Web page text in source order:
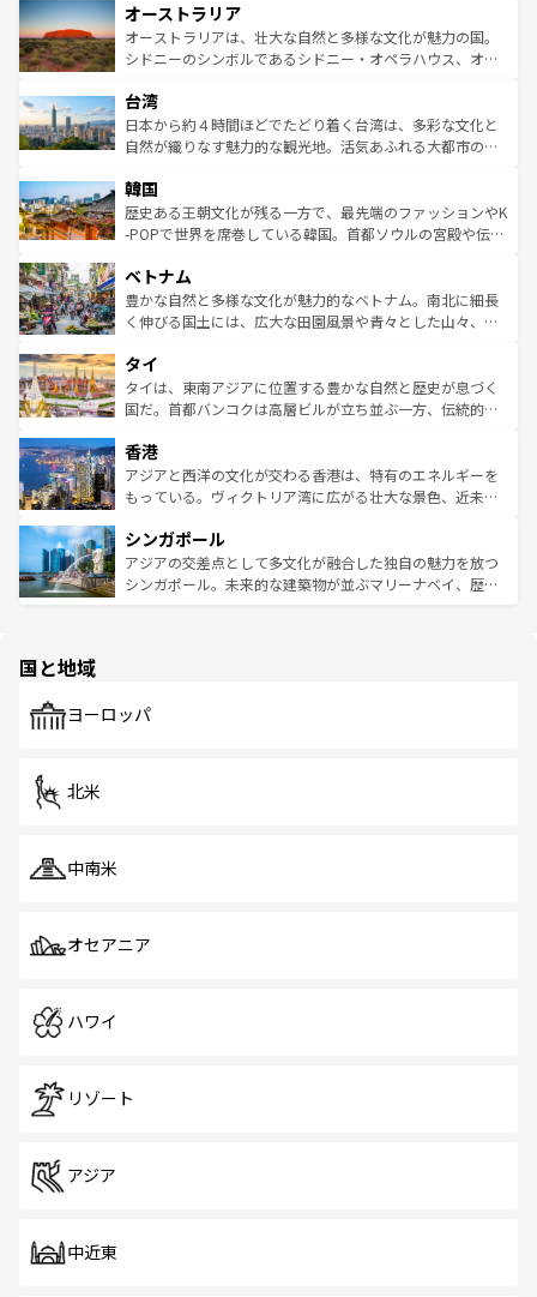
部のニューオーリンズでは、音楽と美食が融合した独特の
文化が魅力。旅行者はアメリカの各地域で異なる魅力を楽
しみながら、その多様性と豊かな歴史を感じることができ
ならではの贅沢な旅のスタイルだ。 なお、新着のアメリカ
情報はコンテンツ一覧を参照してほしい。
ワイ島は見逃せない。また、定番の観光地といえばオアフ
島だが、静かな自然を求めるならマウイ島やカウアイ島が
おすすめ。エメラルドグリーンに輝く海をはじめ、豊かな
れるおもてなしの心で訪れる人々を迎えてくれるハワイの
人々、おいしいローカルフードやハワイアンミュージッ
ク、伝統的なフラダンスなど、すべてがハワイの魅力を彩
ワイを、存分に味わってほしい。 なお、新着のハワイ情報
はコンテンツ一覧を参照してほしい。
オーストラリア
オーストラリアは、壮大な自然と多様な文化が魅力の国。
シドニーのシンボルであるシドニー・オペラハウス、オー
リアリーフや大陸中央部にそびえるウルル（エアーズロッ
ク）、タスマニアの美しい原生林やケアンズの熱帯雨林な
ど、見どころがたくさん。また、カフェやワイン、オージ
いる。アクティビティも充実しており、サーフィンやダイ
ビング、ハイキングなど、アウトドア好きにはたまらな
い。オーストラリアの多彩な魅力を存分に味わいつくそ
参照してほしい。
台湾
日本から約４時間ほどでたどり着く台湾は、多彩な文化と
自然が織りなす魅力的な観光地。活気あふれる大都市の台
ン）、静ひつな山岳地帯である台湾東部など、都市の喧騒
と山間の静けさが共存しており、訪れる人に新しい発見と
驚きをもたらしてくれる。また、奥深い台湾の食文化も魅
容にもいいと評判のスイーツなど、バラエティ豊かな料理
が味わえる。 なお、新着の台湾情報は コンテンツ一覧を参
照してほしい。
韓国
歴史ある王朝文化が残る一方で、最先端のファッションやK
-POPで世界を席巻している韓国。首都ソウルの宮殿や伝統
き、地方に足を延ばせば四季折々の自然美を楽しむことが
できる。そして、キムチや焼肉、絶品のストリートフード
まで、さまざまな韓国料理が待っている。夜には、韓国な
リティに包まれながら、韓国の多彩な魅力を心ゆくまで味
わってみてほしい。 なお、新着の韓国情報はコンテンツ一
覧を参照してほしい。
ベトナム
豊かな自然と多様な文化が魅力的なベトナム。南北に細長
く伸びる国土には、広大な田園風景や青々とした山々、世
急速な発展と共に伝統が息づく。ハノイの古い町並みやホ
ーチミン市のフランス統治時代の建物も、独特の雰囲気を
醸し出している。また、バラエティの豊かさとおいしさで
とつ。フォーやバインミー、ベトナムコーヒーなどは、ぜ
ひ現地で味わいたい。どの地域を訪れてもあたたかい人々
が旅行者を迎えてくれるので、きっと忘れられない旅にな
参照してほしい。
タイ
タイは、東南アジアに位置する豊かな自然と歴史が息づく
国だ。首都バンコクは高層ビルが立ち並ぶ一方、伝統的な
の活気が交差している。北部ではチェンマイなどの山岳地
帯で自然と触れ合い、南部ではプーケットやクラビの美し
いビーチでリゾート気分を楽しむことができる。タイ料理
激する。気候は一年中温暖で、どの季節にも異なる楽しみ
が待っている。親しみやすいタイの人々、仏教を中心とし
た文化、そして多様な観光資源が、訪れる旅人を魅了し続
香港
アジアと西洋の文化が交わる香港は、特有のエネルギーを
もっている。ヴィクトリア湾に広がる壮大な景色、近未来
み、どこを訪れても感動するはず。観光スポットが密集し
ており、効率よく見どころを回れるのも魅力。息をのむよ
うな絶景から文化的な体験まで、香港を存分に楽しみ尽く
シンガポール
アジアの交差点として多文化が融合した独自の魅力を放つ
シンガポール。未来的な建築物が並ぶマリーナベイ、歴史
で、ホーカーズは地元の風情を楽しめる外せないスポット
国と地域
ヨーロッパ
北米
中南米
オセアニア
ハワイ
リゾート
アジア
中近東